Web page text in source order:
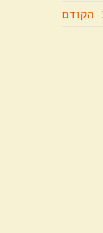
הקודם